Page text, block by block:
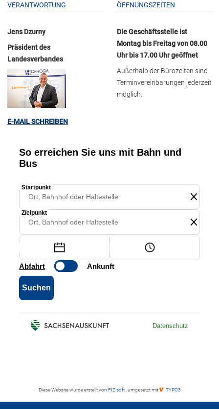
VERANTWORTUNG
Jens Dzurny
Präsident des
Landesverbandes
E-MAIL SCHREIBEN
ÖFFNUNGSZEITEN
Die Geschäftsstelle ist
Montag bis Freitag von 08.00
Uhr bis 17.00 Uhr geöffnet
Außerhalb der Bürozeiten sind
Terminvereinbarungen jederzeit
möglich.
Diese Website wurde erstellt von FIZ soft , umgesetzt mit TYPO3